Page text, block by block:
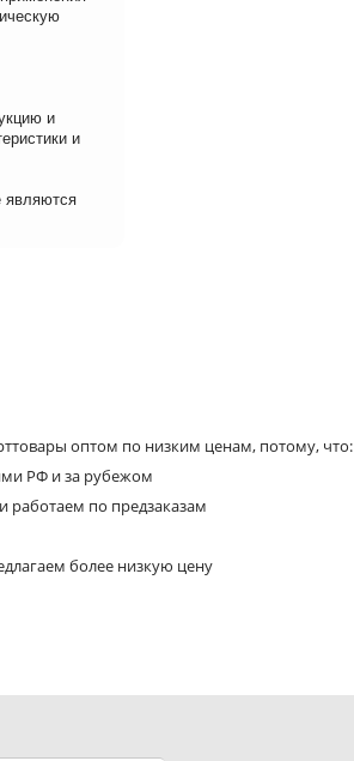
и
и
являются
оптом по низким ценам, потому, что:
РФ и за рубежом
работаем по предзаказам
более низкую цену